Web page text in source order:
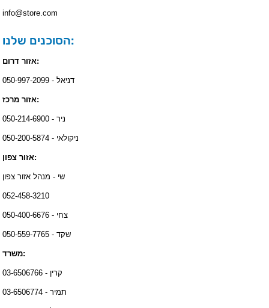
info@store.com
הסוכנים שלנו:
אזור דרום:
דניאל - 050-997-2099
אזור מרכז:
ניר - 050-214-6900
ניקולאי - 050-200-5874
אזור צפון:
שי - מנהל אזור צפון
052-458-3210
צחי - 050-400-6676
שקד - 050-559-7765
משרד:
קרין - 03-6506766
תמיר - 03-6506774